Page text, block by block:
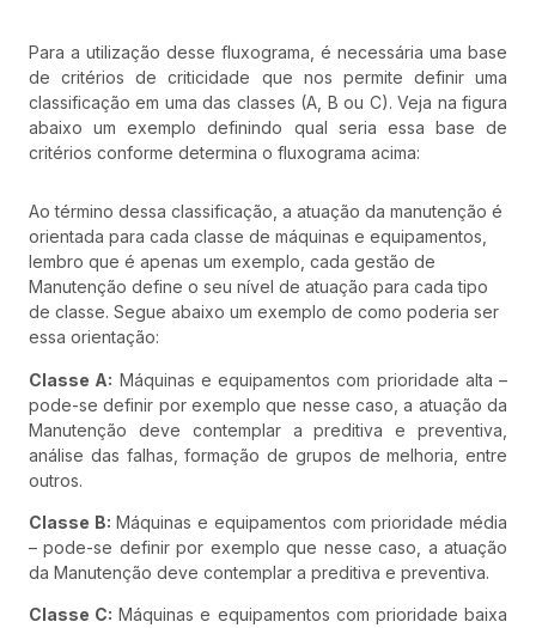
Para a utilização desse fluxograma, é necessária uma base
de critérios de criticidade que nos permite definir uma
classificação em uma das classes (A, B ou C). Veja na figura
abaixo um exemplo definindo qual seria essa base de
critérios conforme determina o fluxograma acima:
Ao término dessa classificação, a atuação da manutenção é
orientada para cada classe de máquinas e equipamentos,
lembro que é apenas um exemplo, cada gestão de
Manutenção define o seu nível de atuação para cada tipo
de classe. Segue abaixo um exemplo de como poderia ser
essa orientação:
Classe A: Máquinas e equipamentos com prioridade alta –
pode-se definir por exemplo que nesse caso, a atuação da
Manutenção deve contemplar a preditiva e preventiva,
análise das falhas, formação de grupos de melhoria, entre
outros.
Classe B: Máquinas e equipamentos com prioridade média
– pode-se definir por exemplo que nesse caso, a atuação
da Manutenção deve contemplar a preditiva e preventiva.
Classe C: Máquinas e equipamentos com prioridade baixa